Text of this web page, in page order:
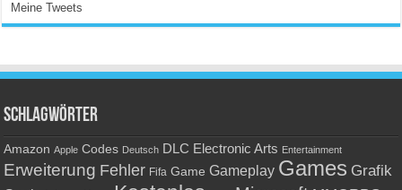
Meine Tweets
Schlagwörter
Amazon Apple Codes Deutsch DLC Electronic Arts Entertainment
Erweiterung Fehler Fifa Game Gameplay Games Grafik